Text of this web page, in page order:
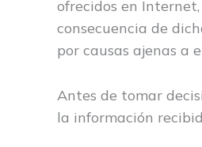
ofrecidos en
consecuencia de
por causas ajenas a
Antes de tomar
la información